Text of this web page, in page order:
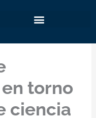
torno
ciencia